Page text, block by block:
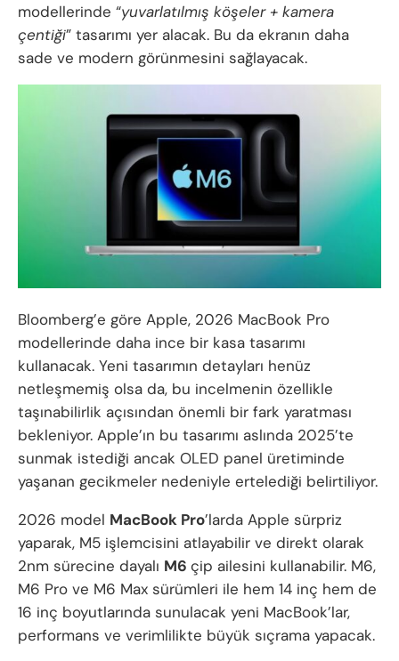
modellerinde “yuvarlatılmış köşeler + kamera
çentiği” tasarımı yer alacak. Bu da ekranın daha
sade ve modern görünmesini sağlayacak.
Bloomberg’e göre Apple, 2026 MacBook Pro
modellerinde daha ince bir kasa tasarımı
kullanacak. Yeni tasarımın detayları henüz
netleşmemiş olsa da, bu incelmenin özellikle
taşınabilirlik açısından önemli bir fark yaratması
bekleniyor. Apple’ın bu tasarımı aslında 2025’te
sunmak istediği ancak OLED panel üretiminde
yaşanan gecikmeler nedeniyle ertelediği belirtiliyor.
2026 model MacBook Pro’larda Apple sürpriz
yaparak, M5 işlemcisini atlayabilir ve direkt olarak
2nm sürecine dayalı M6 çip ailesini kullanabilir. M6,
M6 Pro ve M6 Max sürümleri ile hem 14 inç hem de
16 inç boyutlarında sunulacak yeni MacBook’lar,
performans ve verimlilikte büyük sıçrama yapacak.